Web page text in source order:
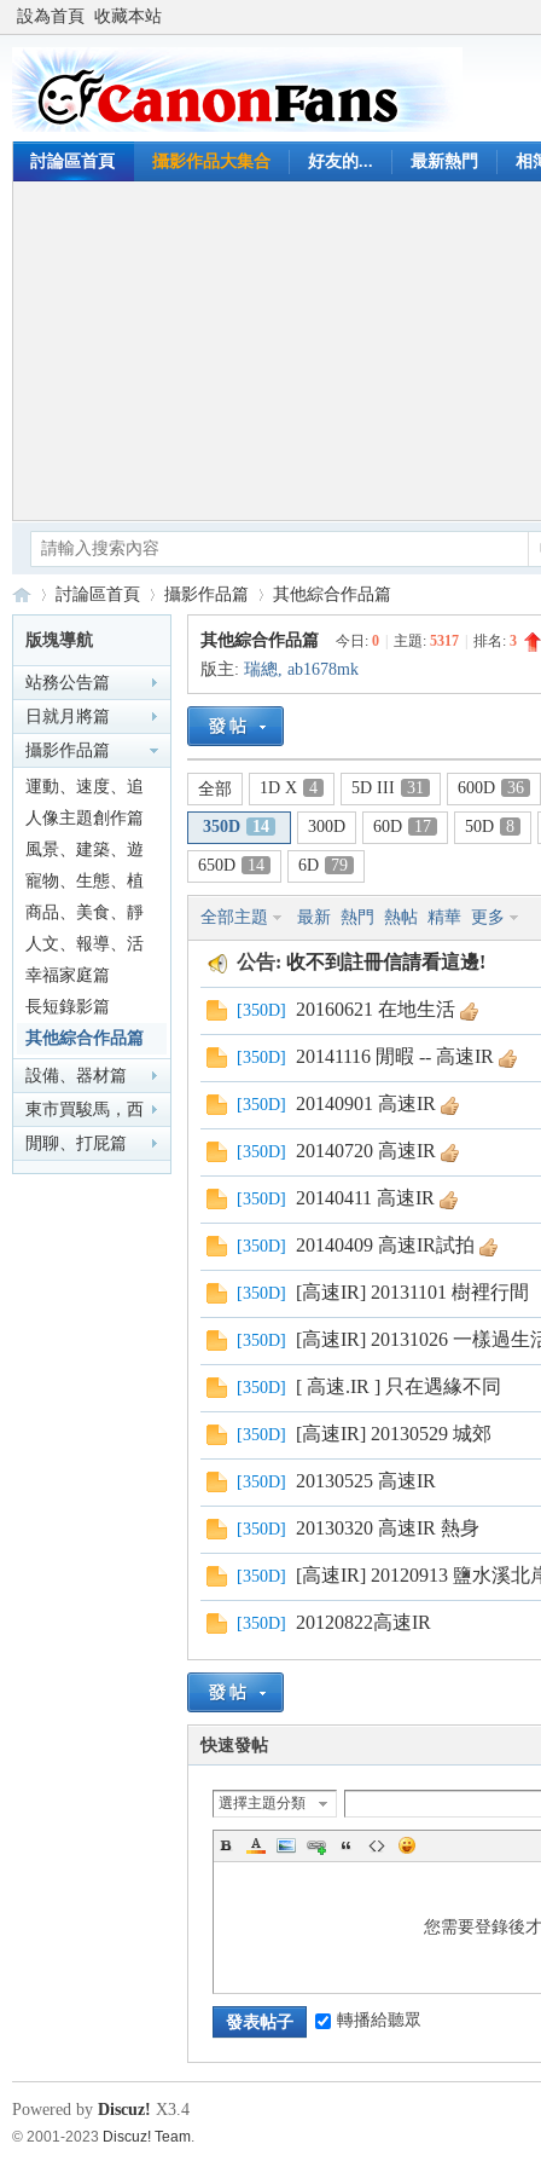
設為首頁 收藏本站
討論區首頁 攝影作品大集合 好友的... 最新熱門 相
Ca»
討論區首頁
›
攝影作品篇
›
其他綜合作品篇
版塊導航
站務公告篇
日就月將篇
攝影作品篇
運動、速度、追
焦篇
人像主題創作篇
風景、建築、遊
記篇
寵物、生態、植
物篇
商品、美食、靜
物篇
人文、報導、活
動篇
幸福家庭篇
長短錄影篇
其他綜合作品篇
設備、器材篇
東市買駿馬，西
市買鞍韉，南市
買轡
閒聊、打屁篇
其他綜合作品篇 今日: 0 主題: 5317 排名: 3
版主: 瑞總, ab1678mk
全部 1D X 4 5D III 31 600D 36
350D 14 300D 60D 17 50D 8
650D 14 6D 79
全部主題 最新 熱門 熱帖 精華 更多
公告: 收不到註冊信請看這邊!
[350D] 20160621 在地生活
[350D] 20141116 閒暇 -- 高速IR
[350D] 20140901 高速IR
[350D] 20140720 高速IR
[350D] 20140411 高速IR
[350D] 20140409 高速IR試拍
[350D] [高速IR] 20131101 樹裡行間
[350D] [高速IR] 20131026 一樣過生
[350D] [ 高速.IR ] 只在遇緣不同
[350D] [高速IR] 20130529 城郊
[350D] 20130525 高速IR
[350D] 20130320 高速IR 熱身
[350D] [高速IR] 20120913 鹽水溪北
[350D] 20120822高速IR
快速發帖
選擇主題分類
您需要登錄後
發表帖子 轉播給聽眾
Powered by Discuz! X3.4
© 2001-2023 Discuz! Team.